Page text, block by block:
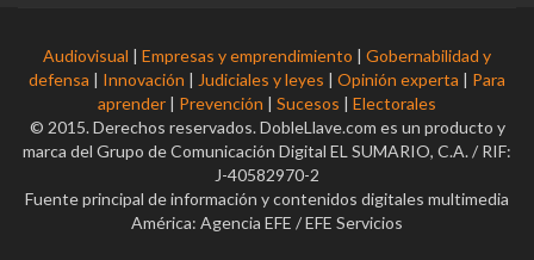
Audiovisual | Empresas y emprendimiento | Gobernabilidad y
defensa | Innovación | Judiciales y leyes | Opinión experta | Para
aprender | Prevención | Sucesos | Electorales
© 2015. Derechos reservados. DobleLlave.com es un producto y
marca del Grupo de Comunicación Digital EL SUMARIO, C.A. / RIF:
J-40582970-2
Fuente principal de información y contenidos digitales multimedia
América: Agencia EFE / EFE Servicios